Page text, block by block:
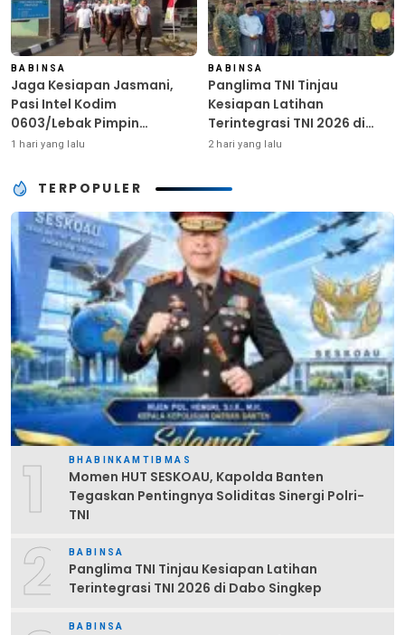
BABINSA
Jaga Kesiapan Jasmani,
Pasi Intel Kodim
0603/Lebak Pimpin
Pembinaan Fisik Rutin
1 hari yang lalu
BABINSA
Panglima TNI Tinjau
Kesiapan Latihan
Terintegrasi TNI 2026 di
Dabo Singkep
2 hari yang lalu
TERPOPULER
1 BHABINKAMTIBMAS
Momen HUT SESKOAU, Kapolda Banten
Tegaskan Pentingnya Soliditas Sinergi Polri-
TNI
2 BABINSA
Panglima TNI Tinjau Kesiapan Latihan
Terintegrasi TNI 2026 di Dabo Singkep
BABINSA